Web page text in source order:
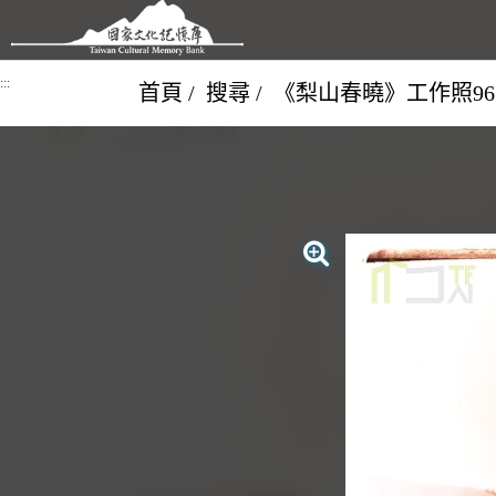
跳到主要內容區塊
::: 首頁 搜尋 《梨山春曉》工作照96